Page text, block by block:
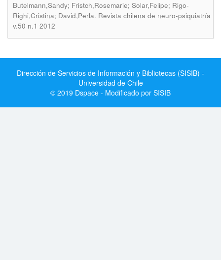
Butelmann,Sandy; Fristch,Rosemarie; Solar,Felipe; Rigo-
Righi,Cristina; David,Perla. Revista chilena de neuro-psiquiatría
v.50 n.1 2012
Dirección de Servicios de Información y Bibliotecas (SISIB) -
Universidad de Chile
© 2019 Dspace - Modificado por SISIB